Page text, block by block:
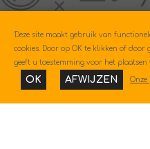
'Deze site maakt gebruik van
cookies. Door op OK te klikken of door
geeft u toestemming voor het plaatsen
OK AFWIJZEN Onze